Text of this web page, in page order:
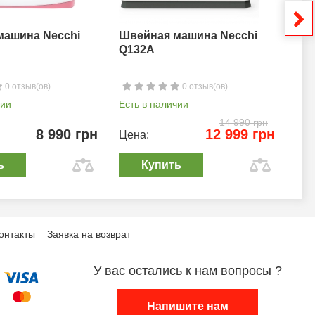
Necchi
0 отзыв(ов)
8 990 грн
Швейная машина Necchi
Q132A
0 отзыв(ов)
Есть в наличии
14 990 грн
Цена: 12 999 грн
Купить
Заявка на возврат
У вас остались к нам вопросы ?
Напишите нам